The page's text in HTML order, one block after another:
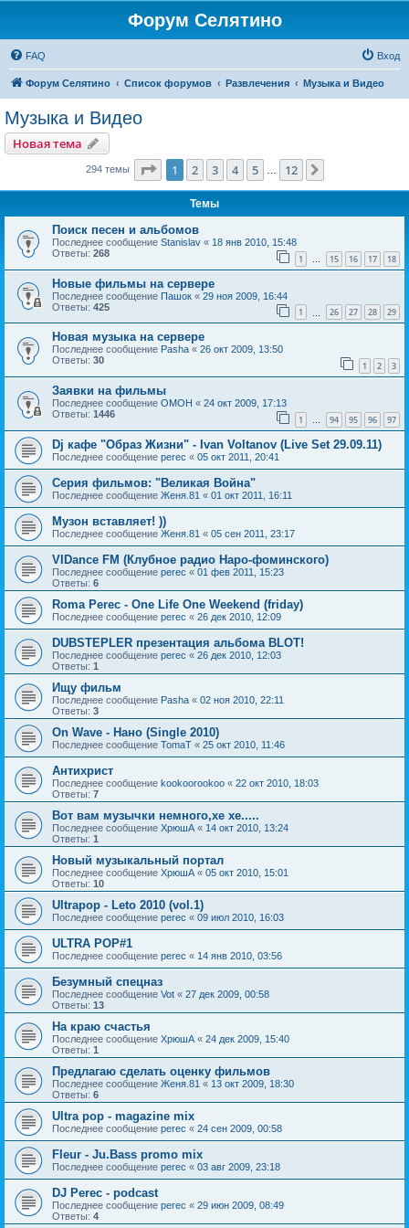
Форум Селятино
FAQ Вход
Форум Селятино Список форумов Развлечения Музыка и Видео
Музыка и Видео
Новая тема
294 темы Страница из 12
1 2 3 4 5 12
Темы
Поиск песен и альбомов
Последнее сообщение Stanislav « 18 янв 2010, 15:48
Ответы: 268 1 … 15 16 17 18
Новые фильмы на сервере
Последнее сообщение Пашок « 29 ноя 2009, 16:44
Ответы: 425 1 26 27 28 29
Новая музыка на сервере
Последнее сообщение Pasha « 26 окт 2009, 13:50
Ответы: 30 1 2 3
Заявки на фильмы
Последнее сообщение OMOH « 24 окт 2009, 17:13
Ответы: 1446 1 … 94 95 96 97
Dj кафе "Образ Жизни" - Ivan Voltanov (Live Set 29.09.11)
Последнее сообщение perec « 05 окт 2011, 20:41
Серия фильмов: "Великая Война"
Последнее сообщение Женя.81 « 01 окт 2011, 16:11
Музон вставляет! ))
Последнее сообщение Женя.81 « 05 сен 2011, 23:17
VIDance FM (Клубное радио Наро-фоминского)
Последнее сообщение perec « 01 фев 2011, 15:23
Ответы: 6
Roma Perec - One Life One Weekend (friday)
Последнее сообщение perec « 26 дек 2010, 12:09
DUBSTEPLER презентация альбома BLOT!
Последнее сообщение perec « 26 дек 2010, 12:03
Ответы: 1
Ищу фильм
Последнее сообщение Pasha « 02 ноя 2010, 22:11
Ответы: 3
On Wave - Нано (Single 2010)
Последнее сообщение TomaT « 25 окт 2010, 11:46
Антихрист
Последнее сообщение kookoorookoo « 22 окт 2010, 18:03
Ответы: 7
Вот вам музычки немного,хе хе.....
Последнее сообщение ХрюшА « 14 окт 2010, 13:24
Ответы: 1
Новый музыкальный портал
Последнее сообщение ХрюшА « 05 окт 2010, 15:01
Ответы: 10
Ultrapop - Leto 2010 (vol.1)
Последнее сообщение perec « 09 июл 2010, 16:03
ULTRA POP#1
Последнее сообщение perec « 14 янв 2010, 03:56
Безумный спецназ
Последнее сообщение Vot « 27 дек 2009, 00:58
Ответы: 13
На краю счастья
Последнее сообщение ХрюшА « 24 дек 2009, 15:40
Ответы: 1
Предлагаю сделать оценку фильмов
Последнее сообщение Женя.81 « 13 окт 2009, 18:30
Ответы: 6
Ultra pop - magazine mix
Последнее сообщение perec « 24 сен 2009, 00:58
Fleur - Ju.Bass promo mix
Последнее сообщение perec « 03 авг 2009, 23:18
DJ Perec - podcast
Последнее сообщение perec « 29 июн 2009, 08:49
Ответы: 4